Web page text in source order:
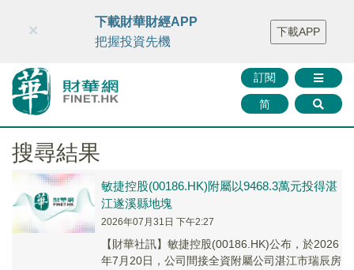
財華智庫網 FINTV FINMETA 財華證券 媒體矩陣
智庫沙龍
聯絡我們
訂閱
简
×
下載財華財經APP
把握投資先機
下載APP
搜尋結果
敏捷控股(00186.HK)附屬以9468.3萬元投得湛
江遂溪縣地塊
2026年07月31日 下午2:27
【財華社訊】敏捷控股(00186.HK)公布，於2026
年7月20日，公司間接全資附屬公司湛江市瑞辰房